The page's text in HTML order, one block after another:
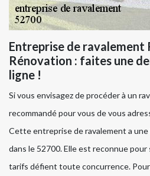
Entreprise de ravalement
Rénovation : faites une
ligne !
Si vous envisagez de procéder à un
recommandé pour vous de vous
Cette entreprise de ravalement a
dans le 52700. Elle est reconnue
tarifs défient toute concurrence.